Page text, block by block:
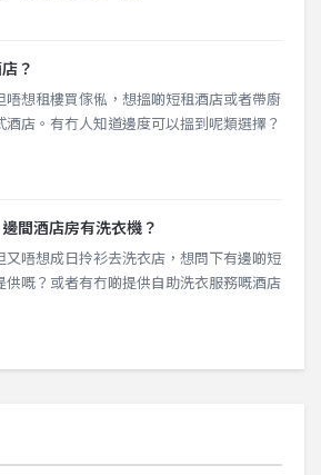
？
唔想租樓買傢俬，想搵啲短租酒店或者帶廚
店。有冇人知道邊度可以搵到呢類選擇？
間酒店房有洗衣機？
又唔想成日拎衫去洗衣店，想問下有邊啲短
供嘅？或者有冇啲提供自助洗衣服務嘅酒店